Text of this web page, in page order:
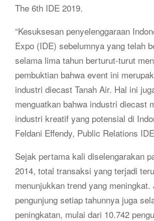
The 6th IDE 2019.
“Kesuksesan penyelenggaraan
Expo (IDE) sebelumnya yang telah
selama lima tahun berturut-turut
pembuktian bahwa event ini
industri diecast Tanah Air. Hal ini
menguatkan bahwa industri diecast
industri kreatif yang potensial di
Feldani Effendy, Public Relations
Sejak pertama kali diselengarakan
2014, total transaksi yang terjadi
menunjukkan trend yang meningkat.
pengunjung setiap tahunnya juga
peningkatan, mulai dari 10.742